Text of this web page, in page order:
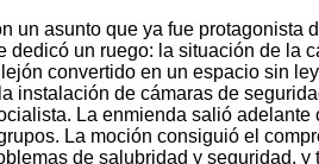
un asunto que ya fue protagonista
dedicó un ruego: la situación de la
convertido en un espacio sin
instalación de cámaras de
La enmienda salió adelante
La moción consiguió el
de salubridad y seguridad, y